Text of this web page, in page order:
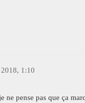
1:10
ne pense pas que ça